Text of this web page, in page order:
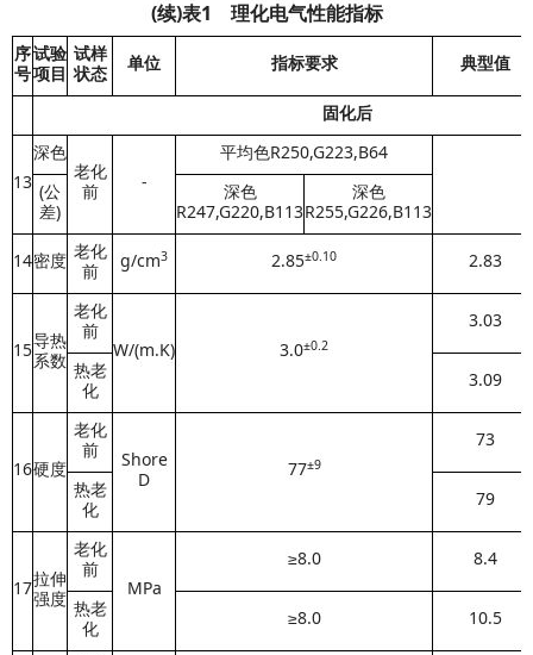
(续)表1 理化电气性能指标
序
号
试验
项目
试样
状态
单位 指标要求 典型值
固化后
13
深色
老化
前
-
平均色R250,G223,B64
(公
差)
深色
R247,G220,B113
深色
R255,G226,B113
14密度 老化
前
g/cm3 2.85±0.10 2.83
15导热
系数
老化
前
W/(m.K)
3.0±0.2
3.03
热老
化
3.09
16硬度
老化
前
Shore
D
77±9
73
热老
化
79
17拉伸
强度
老化
前
MPa
≥8.0 8.4
热老
化
≥8.0 10.5